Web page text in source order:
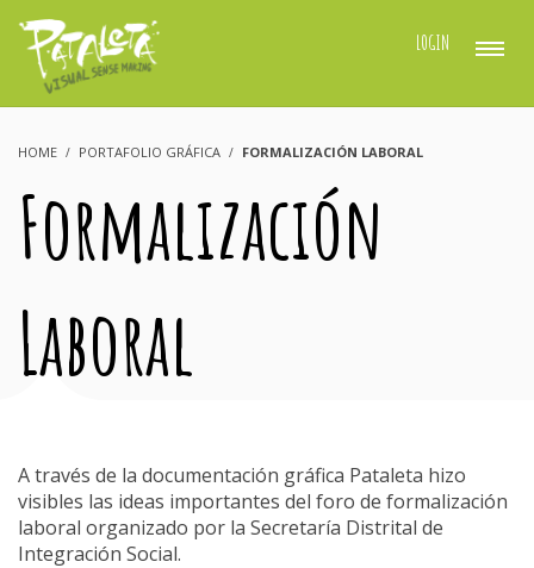
LOGIN
HOME PORTAFOLIO GRÁFICA FORMALIZACIÓN LABORAL
Formalización
Laboral
A través de la documentación gráfica Pataleta hizo
visibles las ideas importantes del foro de formalización
laboral organizado por la Secretaría Distrital de
Integración Social.